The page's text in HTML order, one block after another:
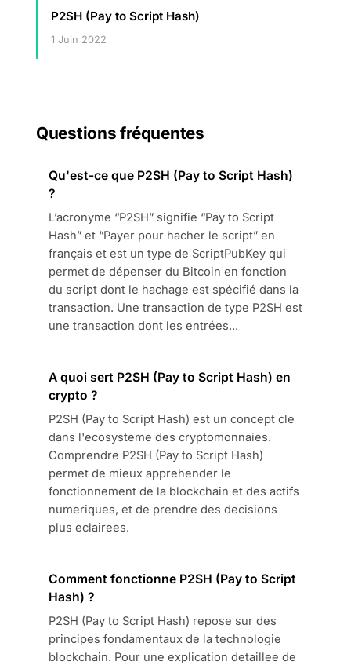
P2SH (Pay to Script Hash)
1 Juin 2022
Questions fréquentes
Qu'est-ce que P2SH (Pay to Script Hash)
?
L’acronyme “P2SH” signifie “Pay to Script
Hash” et “Payer pour hacher le script” en
français et est un type de ScriptPubKey qui
permet de dépenser du Bitcoin en fonction
du script dont le hachage est spécifié dans la
transaction. Une transaction de type P2SH est
une transaction dont les entrées...
A quoi sert P2SH (Pay to Script Hash) en
crypto ?
P2SH (Pay to Script Hash) est un concept cle
dans l'ecosysteme des cryptomonnaies.
Comprendre P2SH (Pay to Script Hash)
permet de mieux apprehender le
fonctionnement de la blockchain et des actifs
numeriques, et de prendre des decisions
plus eclairees.
Comment fonctionne P2SH (Pay to Script
Hash) ?
P2SH (Pay to Script Hash) repose sur des
principes fondamentaux de la technologie
blockchain. Pour une explication detaillee de